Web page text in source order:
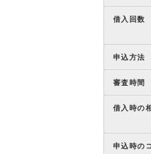
借入回数
申込方法
審査時間
借入時の
申込時の